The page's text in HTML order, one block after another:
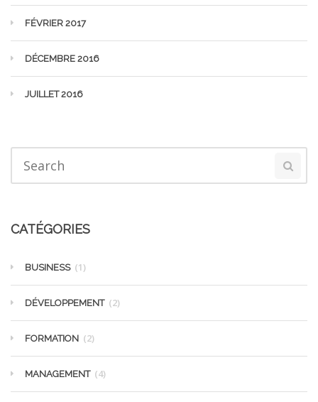
FÉVRIER 2017
DÉCEMBRE 2016
JUILLET 2016
CATÉGORIES
BUSINESS (1)
DÉVELOPPEMENT (2)
FORMATION (2)
MANAGEMENT (4)